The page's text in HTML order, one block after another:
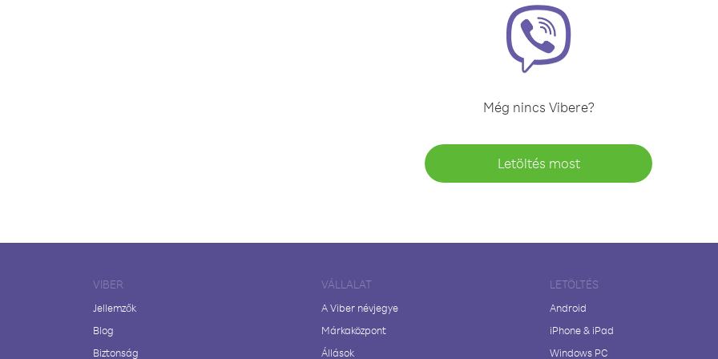
Még nincs Vibere?
Letöltés most
VIBER
Jellemzők
Blog
Biztonság
VÁLLALAT
A Viber névjegye
Márkaközpont
Állások
LETÖLTÉS
Android
iPhone & iPad
Windows PC